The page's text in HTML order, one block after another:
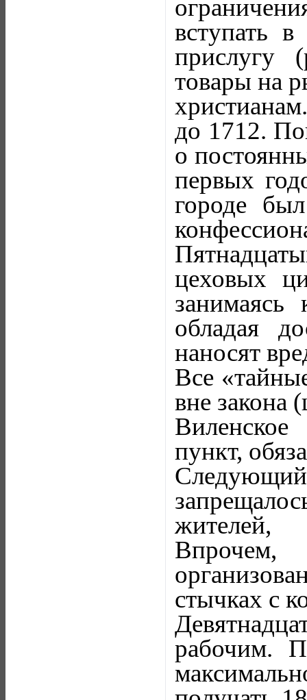
вступать
прислугу
товары на
до 1712.
о
первых
городе
цеховых
обладая
наносят
Все
вне закона
Виленское
пункт,
жителей,
Впрочем,
стычках с
рабочим.